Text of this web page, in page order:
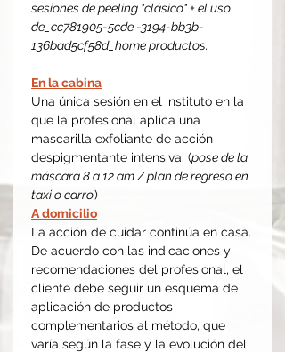
sesiones de peeling "clásico" + el uso
de_cc781905-5cde -3194-bb3b-
136bad5cf58d_home productos.
En la cabina
Una única sesión en el instituto en la
que la profesional aplica una
mascarilla exfoliante de acción
despigmentante intensiva. (pose de la
máscara 8 a 12 am / plan de regreso en
taxi o carro)
A domicilio
La acción de cuidar continúa en casa.
De acuerdo con las indicaciones y
recomendaciones del profesional, el
cliente debe seguir un esquema de
aplicación de productos
complementarios al método, que
varía según la fase y la evolución del